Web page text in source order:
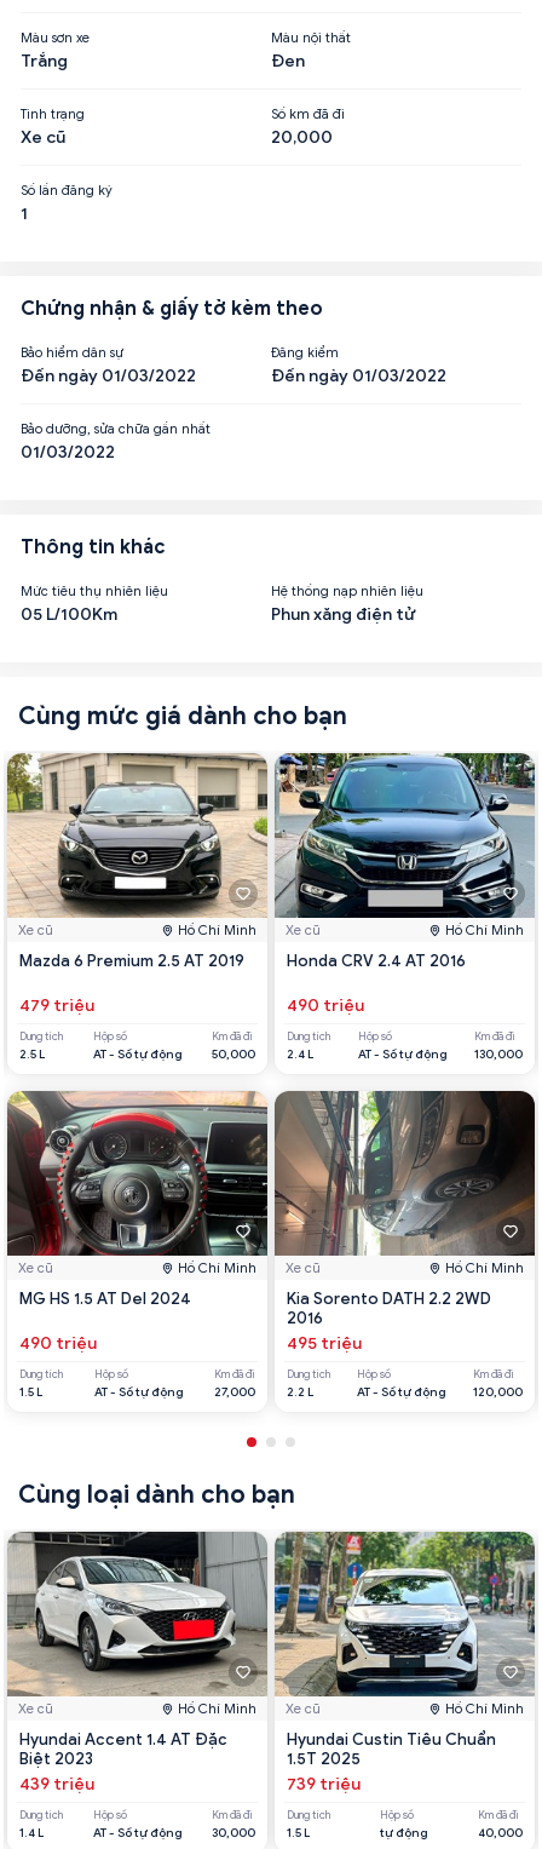
Màu sơn xe
Trắng
Màu nội thất
Đen
Tình trạng
Xe cũ
Số km đã đi
20,000
Số lần đăng ký
1
Chứng nhận & giấy tờ kèm theo
Bảo hiểm dân sự
Đến ngày 01/03/2022
Đăng kiểm
Đến ngày 01/03/2022
Bảo dưỡng, sửa chữa gần nhất
01/03/2022
Thông tin khác
Mức tiêu thụ nhiên liệu
05 L/100Km
Hệ thống nạp nhiên liệu
Phun xăng điện tử
Cùng mức giá dành cho bạn
Xe cũ Hồ Chí Minh
Mazda 6 Premium 2.5 AT 2019
479 triệu
Dung tích
2.5 L
Hộp số
AT - Số tự động
Km đã đi
50,000
Xe cũ Hồ Chí Minh
MG HS 1.5 AT Del 2024
490 triệu
Dung tích
1.5 L
Hộp số
AT - Số tự động
Km đã đi
27,000
Xe cũ Hồ Chí Minh
Honda CRV 2.4 AT 2016
490 triệu
Dung tích
2.4 L
Hộp số
AT - Số tự động
Km đã đi
130,000
Xe cũ Hồ Chí Minh
Kia Sorento DATH 2.2 2WD
2016
495 triệu
Dung tích
2.2 L
Hộp số
AT - Số tự động
Km đã đi
120,000
Cùng loại dành cho bạn
Xe cũ Hồ Chí Minh
Hyundai Accent 1.4 AT Đặc
Biệt 2023
439 triệu
Dung tích
1.4 L
Hộp số
AT - Số tự động
Km đã đi
30,000
Xe cũ Hồ Chí Minh
Hyundai Custin Tiêu Chuẩn
1.5T 2025
739 triệu
Dung tích
1.5 L
Hộp số
tự động
Km đã đi
40,000